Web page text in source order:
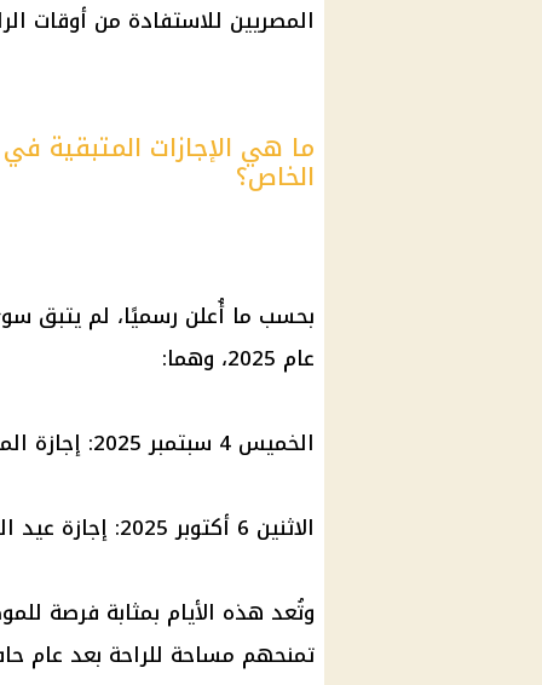
المصريين للاستفادة من أوقات
الخاص؟
بحسب ما أُعلن رسميًا، لم يتبق
عام 2025، وهما:
الخميس 4 سبتمبر 2025: إجازة المولد النبوي الشريف.
الاثنين 6 أكتوبر 2025: إجازة عيد القوات المسلحة.
وتُعد هذه الأيام بمثابة فرصة
تمنحهم مساحة للراحة بعد عام